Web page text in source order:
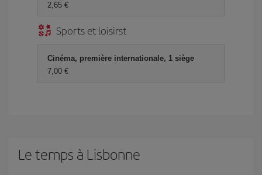
2,65 €
Sports et loisirst
Cinéma, première internationale, 1 siège
7,00 €
Le temps à Lisbonne